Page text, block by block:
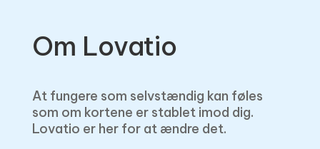
Om Lovatio
At fungere som selvstændig kan føles
som om kortene er stablet imod dig.
Lovatio er her for at ændre det.